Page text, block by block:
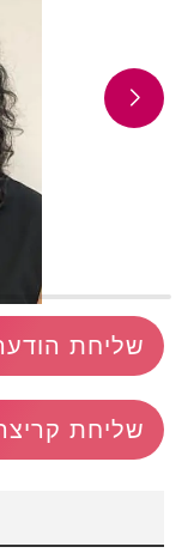
שליחת
שליחת